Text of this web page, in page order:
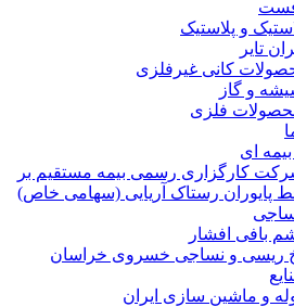
و پلاستیک
تایر
كانی غيرفلزی
و گاز
فلزی
ای
کارگزاری رسمی بیمه مستقیم بر
پایوران رستاک آریایی (سهامی خاص)
بافی افشار
ریسی و نساجی خسروی خراسان
و ماشین سازی ایران